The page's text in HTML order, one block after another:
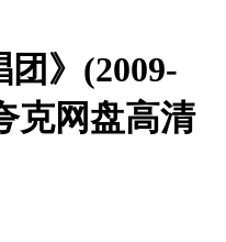
》(2009-
克网盘高清